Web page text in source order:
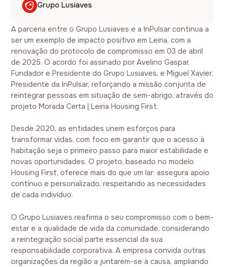
A parceria entre o Grupo Lusiaves e a InPulsar continua a
ser um exemplo de impacto positivo em Leiria, com a
renovação do protocolo de compromisso em 03 de abril
de 2025. O acordo foi assinado por Avelino Gaspar,
Fundador e Presidente do Grupo Lusiaves, e Miguel Xavier,
Presidente da InPulsar, reforçando a missão conjunta de
reintegrar pessoas em situação de sem-abrigo, através do
projeto Morada Certa | Leiria Housing First.
Desde 2020, as entidades unem esforços para
transformar vidas, com foco em garantir que o acesso à
habitação seja o primeiro passo para maior estabilidade e
novas oportunidades. O projeto, baseado no modelo
Housing First, oferece mais do que um lar: assegura apoio
contínuo e personalizado, respeitando as necessidades
de cada indivíduo.
O Grupo Lusiaves reafirma o seu compromisso com o bem-
estar e a qualidade de vida da comunidade, considerando
a reintegração social parte essencial da sua
responsabilidade corporativa. A empresa convida outras
organizações da região a juntarem-se à causa, ampliando
Grupo Lusiaves